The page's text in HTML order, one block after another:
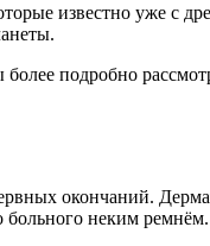
известно уже с
подробно
окончаний.
неким